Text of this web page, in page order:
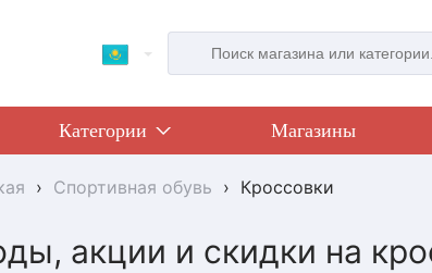
Категории Магазины
› Спортивная обувь › Кроссовки
акции и скидки на